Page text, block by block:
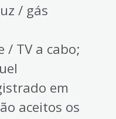
/ gás
/ TV a cabo;
em
aceitos os